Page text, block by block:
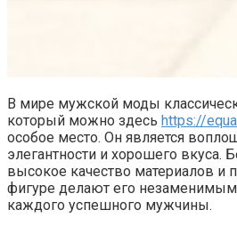
В мире мужской моды
который можно здесь https://
особое место. Он является
элегантности и хорошего вкуса.
высокое качество материалов и
фигуре делают его
каждого успешного мужчины.